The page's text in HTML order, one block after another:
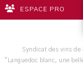
ESPACE PRO
Syndicat des vins de
"Languedoc blanc, une